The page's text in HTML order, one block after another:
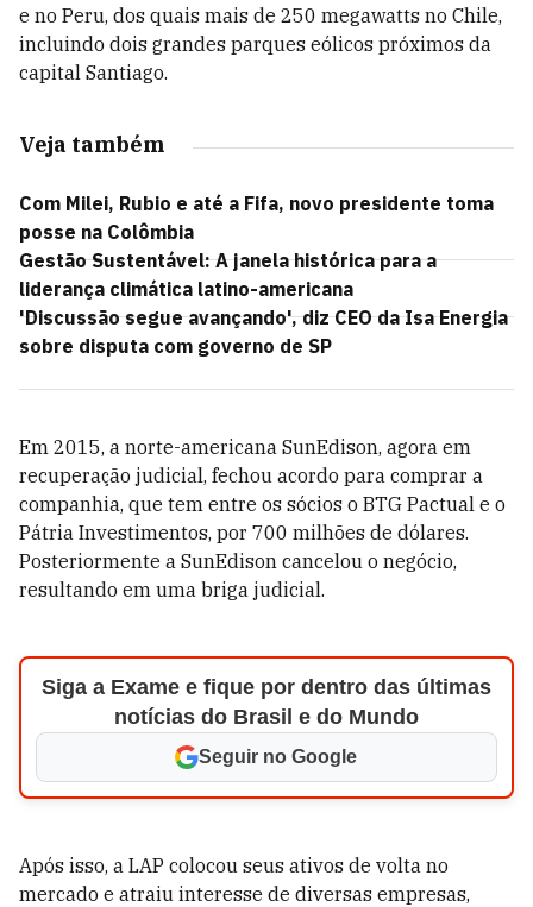
e no Peru, dos quais mais de 250 megawatts no Chile,
incluindo dois grandes parques eólicos próximos da
capital Santiago.
Veja também
Com Milei, Rubio e até a Fifa, novo presidente toma
posse na Colômbia
Gestão Sustentável: A janela histórica para a
liderança climática latino-americana
'Discussão segue avançando', diz CEO da Isa Energia
sobre disputa com governo de SP
Em 2015, a norte-americana SunEdison, agora em
recuperação judicial, fechou acordo para comprar a
companhia, que tem entre os sócios o BTG Pactual e o
Pátria Investimentos, por 700 milhões de dólares.
Posteriormente a SunEdison cancelou o negócio,
resultando em uma briga judicial.
Siga a Exame e fique por dentro das últimas
notícias do Brasil e do Mundo
Seguir no Google
Após isso, a LAP colocou seus ativos de volta no
mercado e atraiu interesse de diversas empresas,